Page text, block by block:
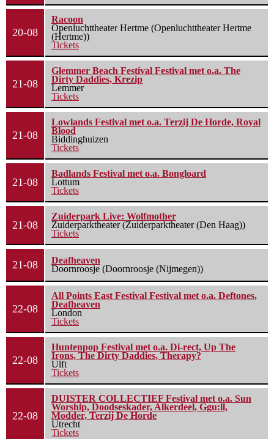
20-08
Racoon
Openluchttheater Hertme (Openluchttheater Hertme
(Hertme))
Tickets
21-08
Glemmer Beach Festival Festival met o.a. The
Dirty Daddies, Krezip
Lemmer
Tickets
21-08
Lowlands Festival met o.a. Terzij De Horde, Royal
Blood
Biddinghuizen
Tickets
21-08
Badlands Festival met o.a. Bongloard
Lottum
Tickets
21-08
Zuiderpark Live: Wolfmother
Zuiderparktheater (Zuiderparktheater (Den Haag))
Tickets
21-08
Deafheaven
Doornroosje (Doornroosje (Nijmegen))
22-08
All Points East Festival Festival met o.a. Deftones,
Deafheaven
London
Tickets
22-08
Huntenpop Festival met o.a. Di-rect, Up The
Irons, The Dirty Daddies, Therapy?
Ulft
Tickets
22-08
DUISTER COLLECTIEF Festival met o.a. Sun
Worship, Doodseskader, Alkerdeel, Ggu:ll,
Modder, Terzij De Horde
Utrecht
Tickets